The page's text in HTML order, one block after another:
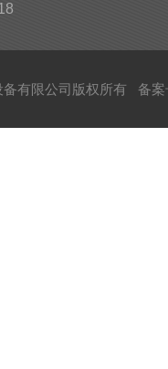
备有限公司版权所有 备案